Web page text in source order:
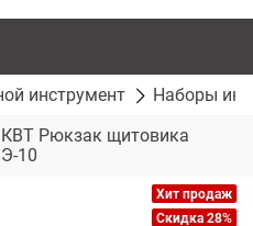
инструмент
Наборы
Рюкзак щитовика
10
Хит продаж
Скидка 28%